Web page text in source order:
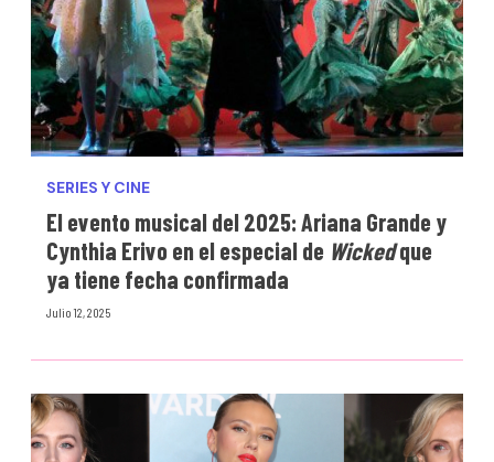
SERIES Y CINE
El evento musical del 2025: Ariana Grande y
Cynthia Erivo en el especial de Wickedque
ya tiene fecha confirmada
Julio 12, 2025